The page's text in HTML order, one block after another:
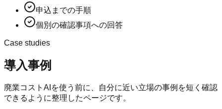
申込までの手順
個別の確認事項への回答
Case studies
導入事例
廃業コストAI を使う前に、自分に近い立場の事例を短く確認
できるように整理したページです。